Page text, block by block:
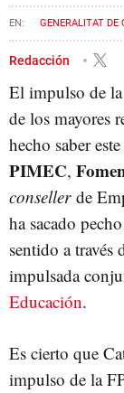
GENERALITAT DE
FORMACIÓN
Redacción
El impulso de la
de los mayores
hecho saber
PIMEC,
conseller de
ha sacado
sentido a través
impulsada
Educación.
Es cierto que
impulso de la